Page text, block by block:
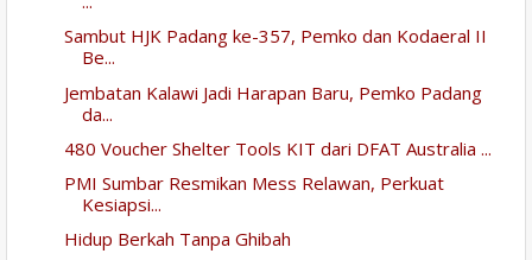
Sambut HJK Padang ke-357, Pemko dan Kodaeral II
Be...
Jembatan Kalawi Jadi Harapan Baru, Pemko Padang
da...
480 Voucher Shelter Tools KIT dari DFAT Australia ...
PMI Sumbar Resmikan Mess Relawan, Perkuat
Kesiapsi...
Hidup Berkah Tanpa Ghibah